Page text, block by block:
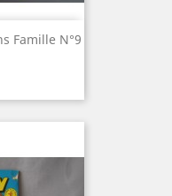
Famille N°9